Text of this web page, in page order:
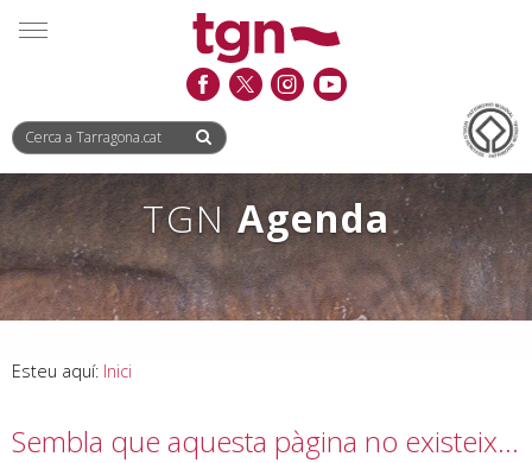
Saltar
al
Saltar
a
Informació
de
TGNAgenda
Esteu aquí: Inici
Sembla que aquesta pàgina no existeix…